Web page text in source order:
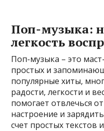
Поп-музыка:
легкость
Поп-музыка – это
простых и
популярные хиты,
радости, легкости и
помогает отвлечься
настроение и
счет простых текстов